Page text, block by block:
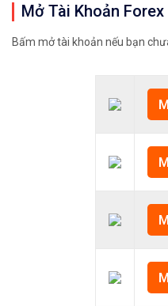
Mở Tài Khoản
Bấm mở tài khoản nếu bạn